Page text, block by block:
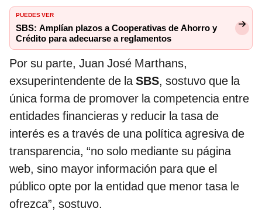
PUEDES VER
SBS: Amplían plazos a Cooperativas de Ahorro y
Crédito para adecuarse a reglamentos
Por su parte, Juan José Marthans,
exsuperintendente de laSBS, sostuvo que la
única forma de promover la competencia entre
entidades financieras y reducir la tasa de
interés es a través de una política agresiva de
transparencia, “no solo mediante su página
web, sino mayor información para que el
público opte por la entidad que menor tasa le
ofrezca”, sostuvo.